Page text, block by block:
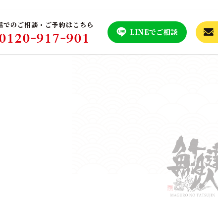
でのご相談・ご予約はこちら
917-901 LINEでご相談